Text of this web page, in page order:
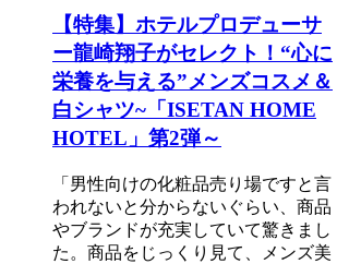
【特集】ホテルプロデューサ
ー龍崎翔子がセレクト！“心に
栄養を与える”メンズコスメ＆
白シャツ~「ISETAN HOME
HOTEL」第2弾～
「男性向けの化粧品売り場ですと言
われないと分からないぐらい、商品
やブランドが充実していて驚きまし
た。商品をじっくり見て、メンズ美